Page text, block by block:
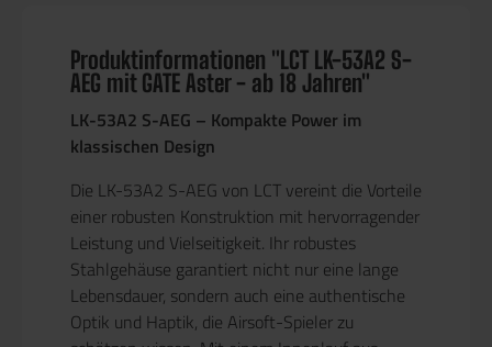
Produktinformationen "LCT LK-53A2 S-
AEG mit GATE Aster - ab 18 Jahren"
LK-53A2 S-AEG – Kompakte Power im
klassischen Design
Die LK-53A2 S-AEG von LCT vereint die Vorteile
einer robusten Konstruktion mit hervorragender
Leistung und Vielseitigkeit. Ihr robustes
Stahlgehäuse garantiert nicht nur eine lange
Lebensdauer, sondern auch eine authentische
Optik und Haptik, die Airsoft-Spieler zu